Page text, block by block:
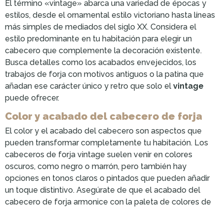
El término «vintage» abarca una variedad de épocas y
estilos, desde el ornamental estilo victoriano hasta líneas
más simples de mediados del siglo XX. Considera el
estilo predominante en tu habitación para elegir un
cabecero que complemente la decoración existente.
Busca detalles como los acabados envejecidos, los
trabajos de forja con motivos antiguos o la patina que
añadan ese carácter único y retro que solo el vintage
puede ofrecer.
Color y acabado del cabecero de forja
El color y el acabado del cabecero son aspectos que
pueden transformar completamente tu habitación. Los
cabeceros de forja vintage suelen venir en colores
oscuros, como negro o marrón, pero también hay
opciones en tonos claros o pintados que pueden añadir
un toque distintivo. Asegúrate de que el acabado del
cabecero de forja armonice con la paleta de colores de